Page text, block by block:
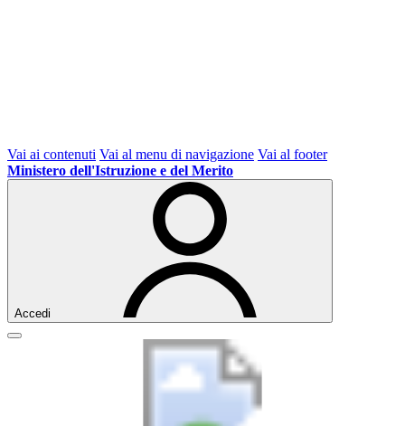
Vai ai contenuti Vai al menu di navigazione Vai al footer
Ministero dell'Istruzione e del Merito
Accedi